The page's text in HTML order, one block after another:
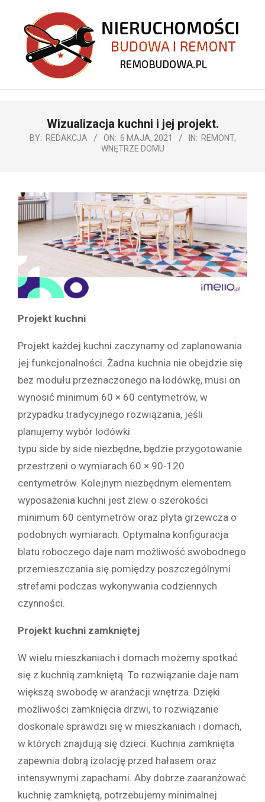
content
REMOBUDOWA.PL
Wizualizacja kuchni i jej projekt.
BY: REDAKCJA ON: 6 MAJA, 2021 IN: REMONT,
WNĘTRZE DOMU
Projekt kuchni
Projekt każdej kuchni zaczynamy od zaplanowania
jej funkcjonalności. Żadna kuchnia nie obejdzie się
bez modułu przeznaczonego na lodówkę, musi on
wynosić minimum 60 × 60 centymetrów, w
przypadku tradycyjnego rozwiązania, jeśli
planujemy wybór lodówki
typu side by side niezbędne, będzie przygotowanie
przestrzeni o wymiarach 60 × 90-120
centymetrów. Kolejnym niezbędnym elementem
wyposażenia kuchni jest zlew o szerokości
minimum 60 centymetrów oraz płyta grzewcza o
podobnych wymiarach. Optymalna konfiguracja
blatu roboczego daje nam możliwość swobodnego
przemieszczania się pomiędzy poszczególnymi
strefami podczas wykonywania codziennych
czynności.
Projekt kuchni zamkniętej
W wielu mieszkaniach i domach możemy spotkać
się z kuchnią zamkniętą. To rozwiązanie daje nam
większą swobodę w aranżacji wnętrza. Dzięki
możliwości zamknięcia drzwi, to rozwiązanie
doskonale sprawdzi się w mieszkaniach i domach,
w których znajdują się dzieci. Kuchnia zamknięta
zapewnia dobrą izolację przed hałasem oraz
intensywnymi zapachami. Aby dobrze zaaranżować
kuchnię zamkniętą, potrzebujemy minimalnej